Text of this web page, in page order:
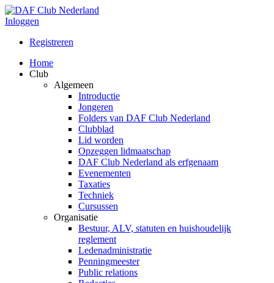
Inloggen
Registreren
Home
Club
Algemeen
Introductie
Jongeren
Folders van DAF Club Nederland
Clubblad
Lid worden
Opzeggen lidmaatschap
DAF Club Nederland als erfgenaam
Evenementen
Taxaties
Techniek
Cursussen
Organisatie
Bestuur, ALV, statuten en huishoudelijk
reglement
Ledenadministratie
Penningmeester
Public relations